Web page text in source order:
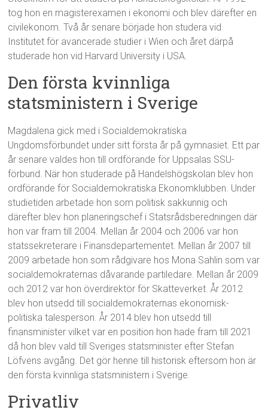
tog hon en magisterexamen i ekonomi och blev därefter en
civilekonom. Två år senare började hon studera vid
Institutet för avancerade studier i Wien och året därpå
studerade hon vid Harvard University i USA.
Den första kvinnliga
statsministern i Sverige
Magdalena gick med i Socialdemokratiska
Ungdomsförbundet under sitt första år på gymnasiet. Ett par
år senare valdes hon till ordförande för Uppsalas SSU-
förbund. När hon studerade på Handelshögskolan blev hon
ordförande för Socialdemokratiska Ekonomklubben. Under
studietiden arbetade hon som politisk sakkunnig och
därefter blev hon planeringschef i Statsrådsberedningen där
hon var fram till 2004. Mellan år 2004 och 2006 var hon
statssekreterare i Finansdepartementet. Mellan år 2007 till
2009 arbetade hon som rådgivare hos Mona Sahlin som var
socialdemokraternas dåvarande partiledare. Mellan år 2009
och 2012 var hon överdirektör för Skatteverket. År 2012
blev hon utsedd till socialdemokraternas ekonomisk-
politiska talesperson. År 2014 blev hon utsedd till
finansminister vilket var en position hon hade fram till 2021
då hon blev vald till Sveriges statsminister efter Stefan
Löfvens avgång. Det gör henne till historisk eftersom hon är
den första kvinnliga statsministern i Sverige.
Privatliv